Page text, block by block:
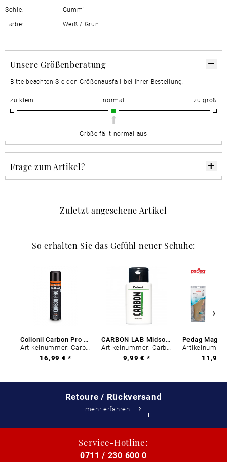
Sohle:
Gummi
Farbe:
Weiß / Grün
Unsere Größenberatung
Bitte beachten Sie den Größenausfall bei Ihrer Bestellung.
zu klein normal zu groß
Größe fällt normal aus
Frage zum Artikel?
Zuletzt angesehene Artikel
So erhalten Sie das Gefühl neuer Schuhe:
Collonil Carbon Pro 400 ml
Artikelnummer: Carbon-0
16,99 € *
CARBON LAB Midsole Cleaner
Artikelnummer: Carbon-0
9,99 € *
11,99
Retoure / Rückversand
mehr erfahren
Service-Hotline:
0711 / 230 600 0